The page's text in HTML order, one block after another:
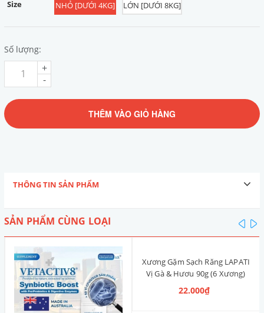
Size NHỎ [DƯỚI 4KG] LỚN [DƯỚI 8KG]
Số lượng:
-
+
THÊM VÀO GIỎ HÀNG
THÔNG TIN SẢN PHẨM
SẢN PHẨM CÙNG LOẠI
Xương Gặm Sạch Răng LAPATI
Vị Gà & Hươu 90g (6 Xương)
22.000₫